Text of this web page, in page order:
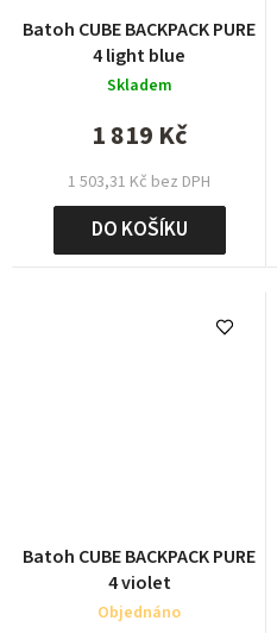
Batoh CUBE BACKPACK PURE
4 light blue
Skladem
1 503,31 Kč bez DPH
1 819 Kč
DO KOŠÍKU
Batoh CUBE BACKPACK PURE
4 violet
Objednáno